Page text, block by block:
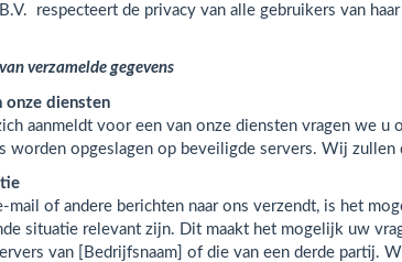
respecteert de privacy van alle gebruikers van
verzamelde gegevens
onze diensten
aanmeldt voor een van onze diensten vragen we
worden opgeslagen op beveiligde servers. Wij
mail of andere berichten naar ons verzendt, is het
situatie relevant zijn. Dit maakt het mogelijk uw
van [Bedrijfsnaam] of die van een derde partij.